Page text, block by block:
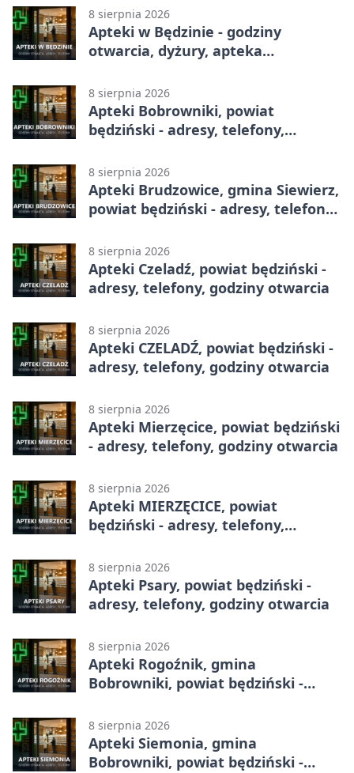
8 sierpnia 2026
Apteki w Będzinie - godziny
otwarcia, dyżury, apteka
8 sierpnia 2026
Apteki Bobrowniki, powiat
będziński - adresy, telefony,
8 sierpnia 2026
Apteki Brudzowice, gmina Siewierz,
powiat będziński - adresy, telefony,
8 sierpnia 2026
Apteki Czeladź, powiat będziński -
adresy, telefony, godziny otwarcia
8 sierpnia 2026
Apteki CZELADŹ, powiat będziński -
adresy, telefony, godziny otwarcia
8 sierpnia 2026
Apteki Mierzęcice, powiat będziński
- adresy, telefony, godziny otwarcia
8 sierpnia 2026
Apteki MIERZĘCICE, powiat
będziński - adresy, telefony,
8 sierpnia 2026
Apteki Psary, powiat będziński -
adresy, telefony, godziny otwarcia
8 sierpnia 2026
Apteki Rogoźnik, gmina
Bobrowniki, powiat będziński -
8 sierpnia 2026
Apteki Siemonia, gmina
Bobrowniki, powiat będziński -